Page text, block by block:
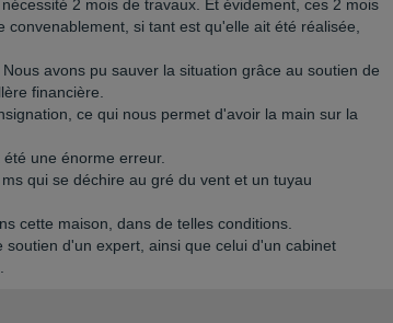
2 mois de travaux. Et évidement, ces 2 mois
si tant est qu'elle ait été réalisée,
avons pu sauver la situation grâce au soutien de
financière.
ce qui nous permet d'avoir la main sur la
une énorme erreur.
qui se déchire au gré du vent et un tuyau
cette maison, dans de telles conditions.
d'un expert, ainsi que celui d'un cabinet